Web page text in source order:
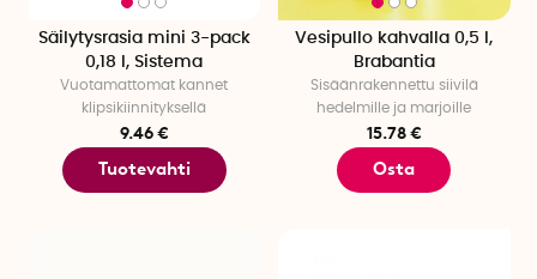
Säilytysrasia mini 3-pack
0,18 l, Sistema
Vuotamattomat kannet
klipsikiinnityksellä
9.46 €
Tuotevahti
Vesipullo kahvalla 0,5 l,
Brabantia
Sisäänrakennettu siivilä
hedelmille ja marjoille
15.78 €
Osta